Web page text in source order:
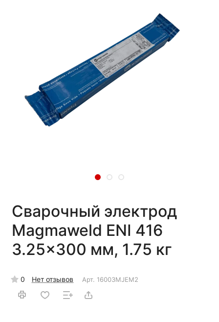
Сварочный электрод
Magmaweld ENI 416
3.25x300 мм, 1.75 кг
0 Нет отзывов Арт. 16003MJEM2